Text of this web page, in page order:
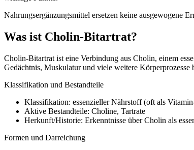
Nahrungsergänzungsmittel ersetzen keine ausgewogene
Was ist Cholin-Bitartrat?
Cholin-Bitartrat ist eine Verbindung aus Cholin, einem
Gedächtnis, Muskulatur und viele weitere
Klassifikation und Bestandteile
Klassifikation: essenzieller Nährstoff (oft als
Aktive Bestandteile: Choline, Tartrate
Herkunft/Historie: Erkenntnisse über Cholin als
Formen und Darreichung